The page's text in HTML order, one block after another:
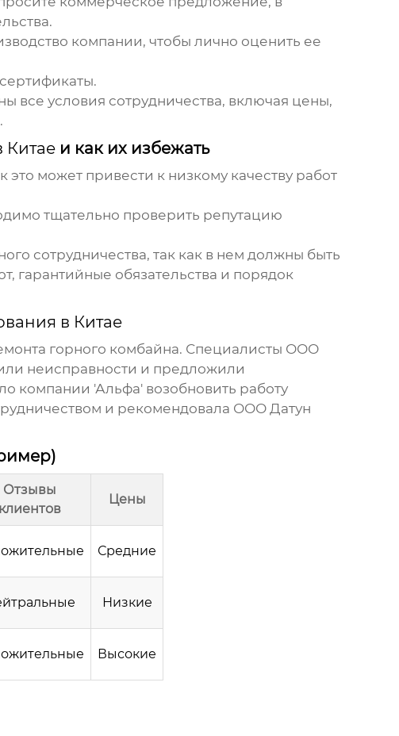
компании, чтобы лично оценить ее
все условия сотрудничества, включая цены,
Китаеи как их избежать
может привести к низкому качеству работ
тщательно проверить репутацию
сотрудничества, так как в нем должны быть
гарантийные обязательства и порядок
в Китае
горного комбайна. Специалисты ООО
неисправности и предложили
компании 'Альфа' возобновить работу
и рекомендовала ООО Датун
Отзывы
клиентов
Цены
Средние
Низкие
Высокие